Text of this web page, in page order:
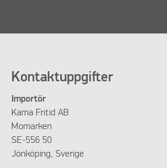
Kontaktuppgifter
Importör
Kama Fritid AB
Momarken
SE-556 50
Jönköping, Sverige